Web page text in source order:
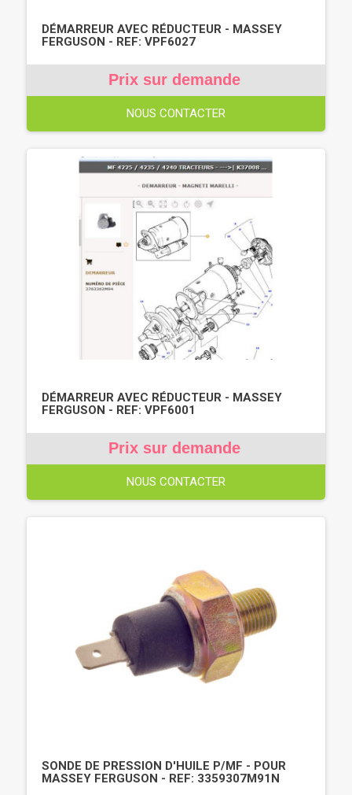
DÉMARREUR AVEC RÉDUCTEUR - MASSEY
FERGUSON - REF: VPF6027
Prix sur demande
NOUS CONTACTER
DÉMARREUR AVEC RÉDUCTEUR - MASSEY
FERGUSON - REF: VPF6001
Prix sur demande
NOUS CONTACTER
SONDE DE PRESSION D'HUILE P/MF - POUR
MASSEY FERGUSON - REF: 3359307M91N